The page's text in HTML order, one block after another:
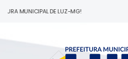
MUNICIPAL DE LUZ-MG!